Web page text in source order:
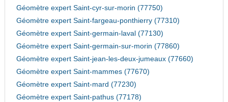
Géomètre expert Saint-cyr-sur-morin (77750)
Géomètre expert Saint-fargeau-ponthierry (77310)
Géomètre expert Saint-germain-laval (77130)
Géomètre expert Saint-germain-sur-morin (77860)
Géomètre expert Saint-jean-les-deux-jumeaux (77660)
Géomètre expert Saint-mammes (77670)
Géomètre expert Saint-mard (77230)
Géomètre expert Saint-pathus (77178)